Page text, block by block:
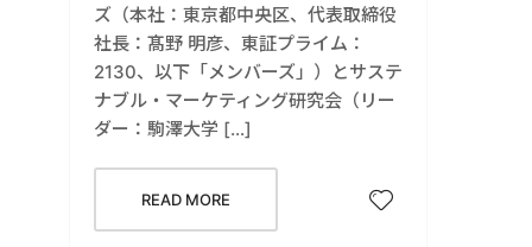
ズ（本社：東京都中央区、代表取締役
社長：髙野 明彦、東証プライム：
2130、以下「メンバーズ」）とサステ
ナブル・マーケティング研究会（リー
ダー：駒澤大学 […]
READ MORE